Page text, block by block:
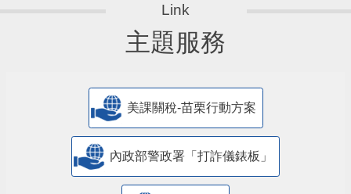
主題服務
美課關稅-苗栗行動方案
內政部警政署「打詐儀錶板」